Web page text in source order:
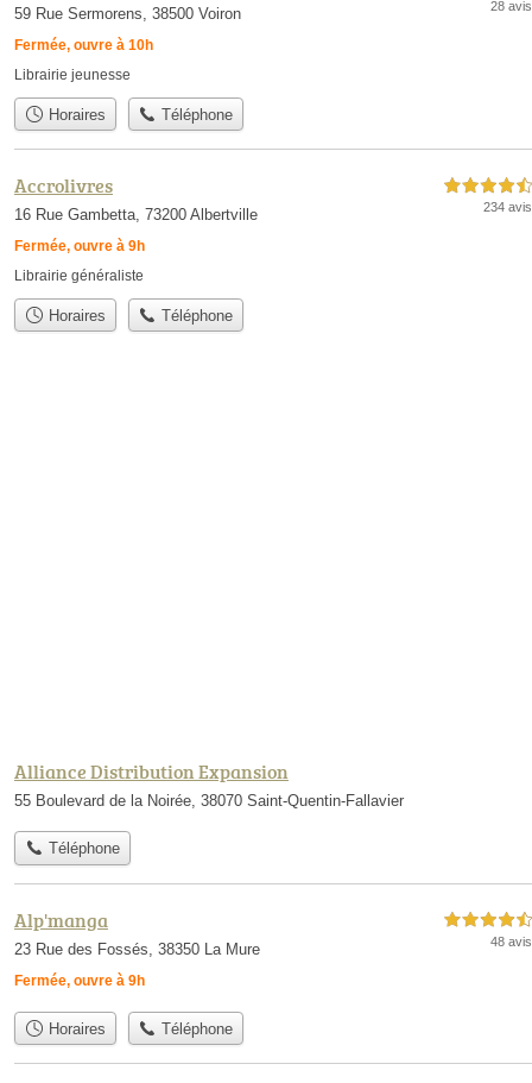
59 Rue Sermorens, 38500 Voiron
Fermée, ouvre à 10h
28 avis
Librairie jeunesse
Horaires Téléphone
Accrolivres
16 Rue Gambetta, 73200 Albertville
Fermée, ouvre à 9h
4,5 étoiles sur 5
234 avis
Librairie généraliste
Horaires Téléphone
Alliance Distribution Expansion
55 Boulevard de la Noirée, 38070 Saint-Quentin-Fallavier
Téléphone
Alp'manga
23 Rue des Fossés, 38350 La Mure
Fermée, ouvre à 9h
4,5 étoiles sur 5
48 avis
Horaires Téléphone